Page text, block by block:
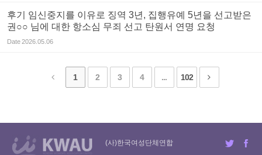
후기 임신중지를 이유로 징역 3년, 집행유예 5년을 선고받은
권○○ 님에 대한 항소심 무죄 선고 탄원서 연명 요청
Date2026.05.06
1 2 3 4 ... 102
(사)한국여성단체연합